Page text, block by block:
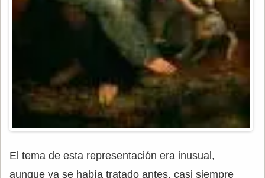
El tema de esta representación era inusual,
aunque ya se había tratado antes, casi siempre